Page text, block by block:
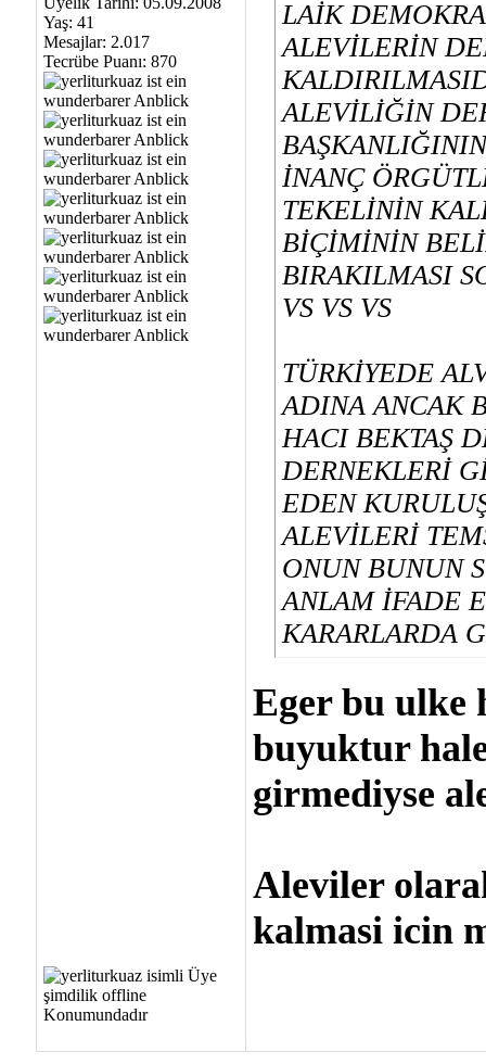
Yaş: 41
Mesajlar: 2.017
Tecrübe Puanı: 870
LAİK
ALEVİLERİN
ALEVİLİĞİN
İNANÇ
TEKELİNİN
BİÇİMİNİN
BIRAKILMASI
VS VS VS
TÜRKİYEDE
ADINA ANCAK
HACI BEKTAŞ
DERNEKLERİ
EDEN
ALEVİLERİ
ONUN BUNUN
ANLAM İFADE
KARARLARDA
Eger bu ulke
buyuktur
girmediyse
Aleviler
kalmasi icin